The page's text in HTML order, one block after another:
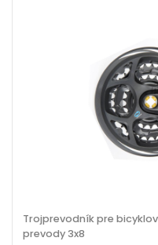
Trojprevodník pre
prevody 3x8